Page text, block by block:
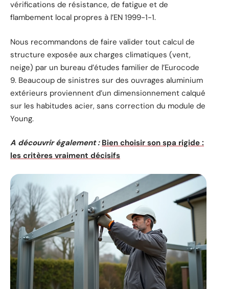
vérifications de résistance, de fatigue et de
flambement local propres à l’EN 1999-1-1.
Nous recommandons de faire valider tout calcul de
structure exposée aux charges climatiques (vent,
neige) par un bureau d’études familier de l’Eurocode
9. Beaucoup de sinistres sur des ouvrages aluminium
extérieurs proviennent d’un dimensionnement calqué
sur les habitudes acier, sans correction du module de
Young.
A découvrir également : Bien choisir son spa rigide :
les critères vraiment décisifs